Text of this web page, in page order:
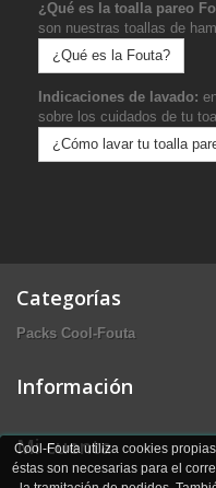
Cool-Fouta utiliza cookies
éstas son necesarias para el
¿Qué es la toalla pareo
son nuestras toallas de
¿Qué es la Fouta?
Indicaciones de lavado:
sobre los cuidados de tu
¿Cómo lavar tu toalla
Categorías
Packs Cool-Fouta
Información
Mi cuenta